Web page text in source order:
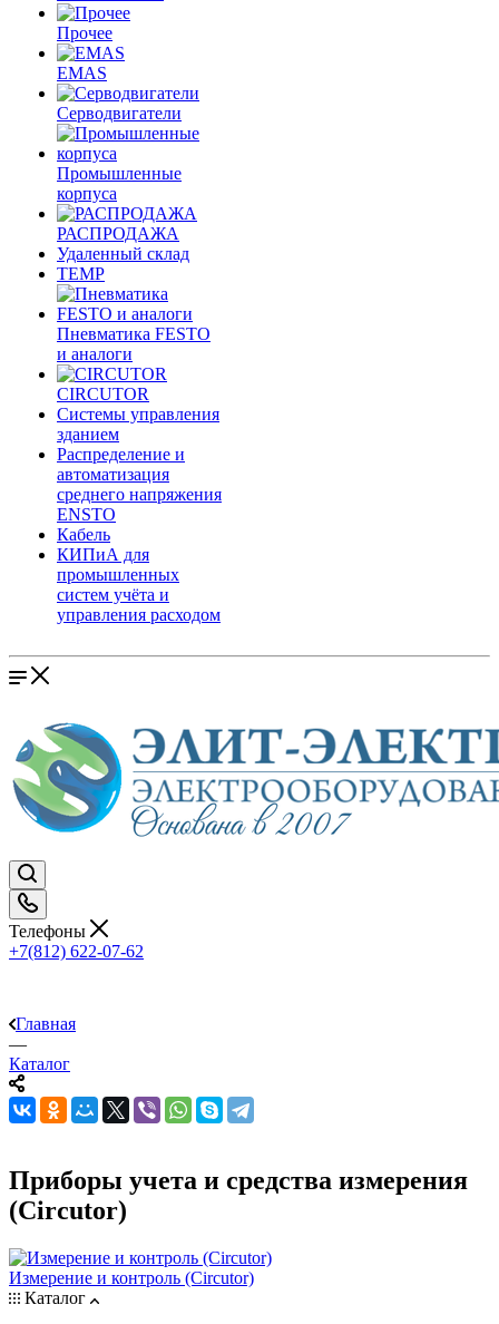
Прочее
EMAS
Cерводвигатели
Промышленные
корпуса
РАСПРОДАЖА
Удаленный склад
TEMP
Пневматика FESTO
и аналоги
CIRCUTOR
Системы управления
зданием
Распределение и
автоматизация
среднего напряжения
ENSTO
Кабель
КИПиА для
промышленных
систем учёта и
управления расходом
Телефоны
+7(812) 622-07-62
Главная
—
Каталог
Приборы учета и средства измерения
(Circutor)
Измерение и контроль (Circutor)
Каталог